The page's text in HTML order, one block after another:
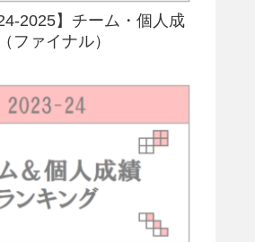
2025】チーム・個人成
ファイナル）